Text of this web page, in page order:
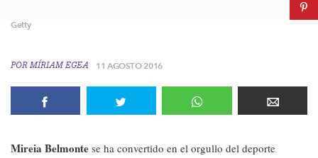
Getty
POR MÍRIAM EGEA 11 AGOSTO 2016
Mireia Belmonte se ha convertido en el orgullo del deporte